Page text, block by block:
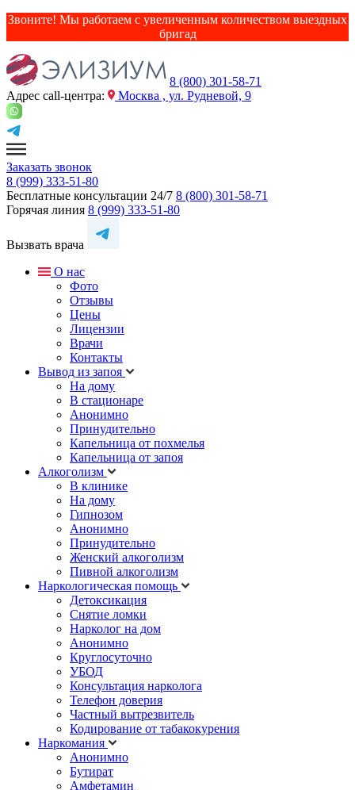
Звоните! Мы работаем с увеличенным количеством выездных
бригад
8 (800) 301-58-71
Адрес сall-центра:
Москва , ул. Рудневой, 9
Заказать звонок
8 (999) 333-51-80
Бесплатные консультации 24/7 8 (800) 301-58-71
Горячая линия 8 (999) 333-51-80
Вызвать врача
О нас
Фото
Отзывы
Цены
Лицензии
Врачи
Контакты
Вывод из запоя
На дому
В стационаре
Анонимно
Принудительно
Капельница от похмелья
Капельница от запоя
Алкоголизм
В клинике
На дому
Гипнозом
Анонимно
Принудительно
Женский алкоголизм
Пивной алкоголизм
Наркологическая помощь
Детоксикация
Снятие ломки
Нарколог на дом
Анонимно
Круглосуточно
УБОД
Консультация нарколога
Телефон доверия
Частный вытрезвитель
Кодирование от табакокурения
Наркомания
Анонимно
Бутират
Амфетамин